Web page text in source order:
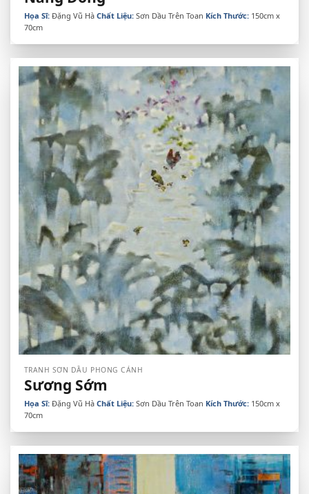
Họa Sĩ:Đặng Vũ Hà Chất Liệu:Sơn Dầu Trên Toan Kích Thước:150cm x
70cm
TRANH SƠN DẦU PHONG CẢNH
Sương Sớm
Họa Sĩ:Đặng Vũ Hà Chất Liệu:Sơn Dầu Trên Toan Kích Thước:150cm x
70cm